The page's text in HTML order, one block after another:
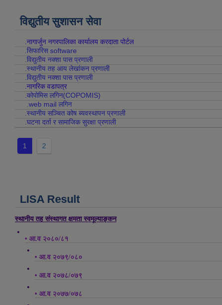
विद्युतीय सुशासन सेवा
.नागार्जुन नगरपालिका कार्यालय करदाता पोर्टल
.सिफारिस software
.विद्युतीय नक्शा पास प्रणाली
.स्थानीय तह आय लेखांकन प्रणाली
.विद्युतीय नक्शा पास प्रणाली
.नागरिक वडापत्र
.कोपोमिस लगिन(COPOMIS)
.web mail लगिन
.स्थानीय सञ्चित कोष ब्यवस्थापन प्रणाली
.घटना दर्ता र सामाजिक सुरक्षा प्रणाली
1 2
LISA Result
स्थानीय तह संस्थागत क्षमता स्वमूल्याङ्कन
• आ.व २०८०/८१
• आ.व २०७९/०८०
• आ.व २०७८/०७९
• आ.व २०७७/०७८